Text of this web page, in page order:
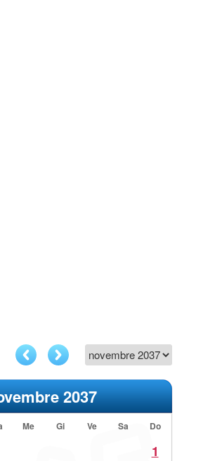
2037
Me Gi Ve Sa Do
1